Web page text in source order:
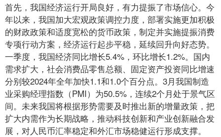
首先，我国经济运行开局良好，有力提振了市场信心。今
年以来，我国加大宏观政策调控力度，部署实施更加积极
的财政政策和适度宽松的货币政策，制定并实施提振消费
专项行动方案，经济运行起步平稳，延续回升向好态势。
一季度，我国经济同比增长5.4%，环比增长1.2%。国内
需求扩大，社会消费品零售总额、固定资产投资同比增速
分别较2024年全年加快1.1和1.0个百分点。3月我国制造
业采购经理指数（PMI）为50.5%，连续2个月处于景气区
间。未来我国将根据形势需要及时推出新的增量政策，把
扩大内需作为长期战略，推动科技创新和产业创新融合发
展，对人民币汇率稳定和外汇市场稳健运行形成支撑。